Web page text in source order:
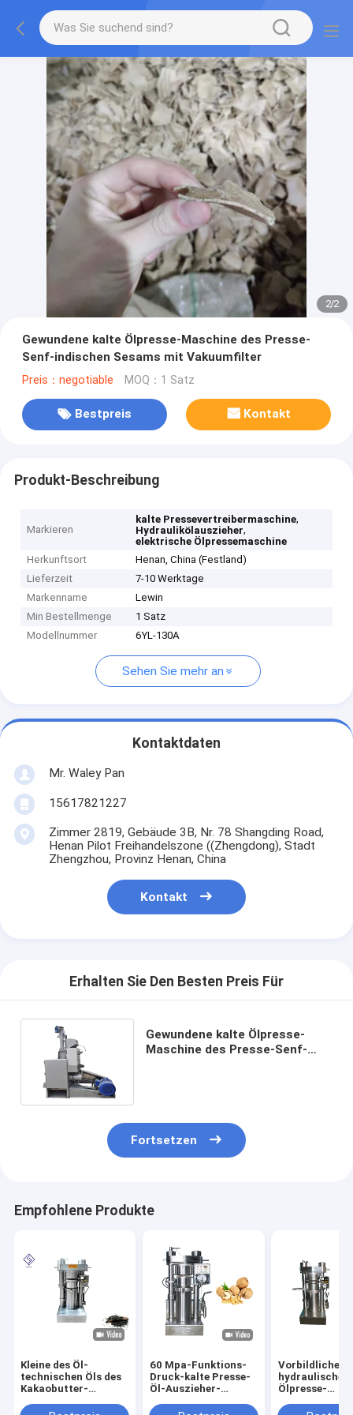
2/2
Gewundene kalte Ölpresse-Maschine des Presse-
Senf-indischen Sesams mit Vakuumfilter
Preis：negotiable MOQ：1 Satz
Bestpreis Kontakt
Produkt-Beschreibung
Markieren
kalte Pressevertreibermaschine,
Hydraulikölauszieher,
elektrische Ölpressemaschine
Herkunftsort
Henan, China (Festland)
Lieferzeit
7-10 Werktage
Markenname
Lewin
Min Bestellmenge
1 Satz
Modellnummer
6YL-130A
Sehen Sie mehr an
Kontaktdaten
Mr. Waley Pan
15617821227
Zimmer 2819, Gebäude 3B, Nr. 78 Shangding Road,
Henan Pilot Freihandelszone ((Zhengdong), Stadt
Zhengzhou, Provinz Henan, China
Kontakt
Erhalten Sie Den Besten Preis Für
Gewundene kalte Ölpresse-
Maschine des Presse-Senf-
Fortsetzen
Empfohlene Produkte
Kleine des Öl-
technischen Öls des
Kakaobutter-
Presse-Maschine
60 Mpa-Funktions-
Druck-kalte Presse-
Öl-Auszieher-
Vertreiber-Maschine
Vorbildliche
hydraulische
Ölpresse-
Leinsamen-